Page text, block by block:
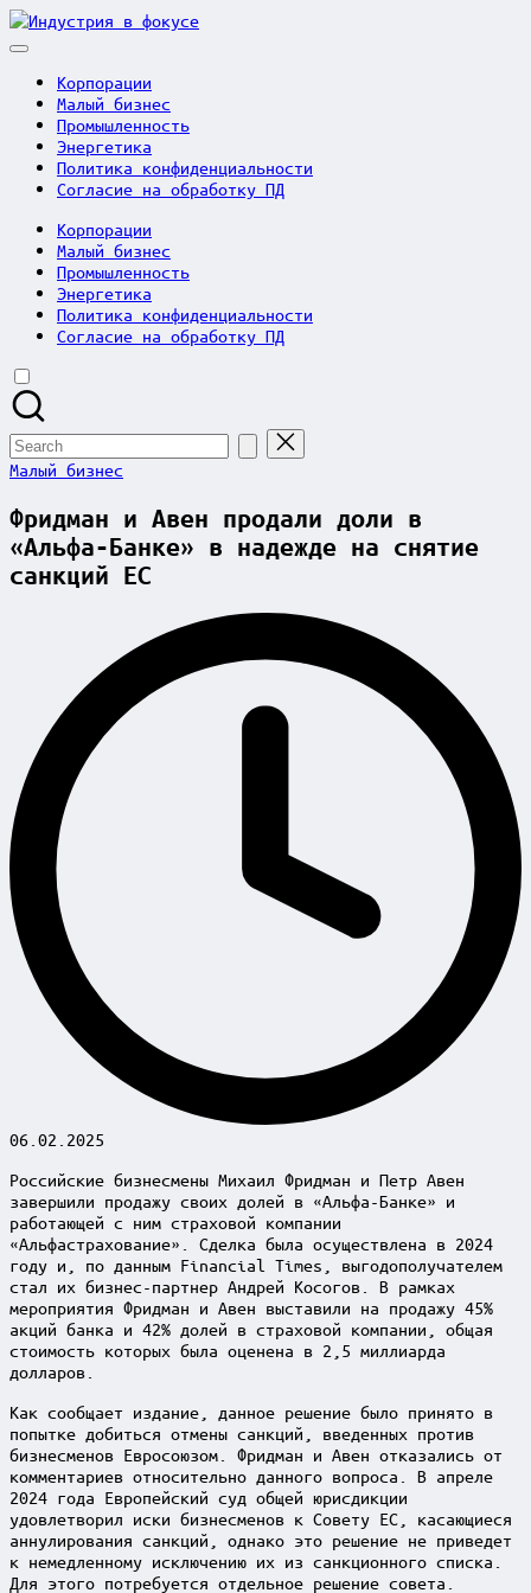
Skip
to
Индустрия
Корпорации
Малый бизнес
Промышленность
Энергетика
Политика конфиденциальности
Согласие на обработку ПД
Корпорации
Малый бизнес
Промышленность
Энергетика
Политика конфиденциальности
Согласие на обработку ПД
Search
for:
Posted
Малый бизнес
Фридман и Авен продали доли в
«Альфа-Банке» в надежде на снятие
санкций ЕС
06.02.2025
Российские бизнесмены Михаил Фридман и Петр Авен
завершили продажу своих долей в «Альфа-Банке» и
работающей с ним страховой компании
«Альфастрахование». Сделка была осуществлена в 2024
году и, по данным Financial Times, выгодополучателем
стал их бизнес-партнер Андрей Косогов. В рамках
мероприятия Фридман и Авен выставили на продажу 45%
акций банка и 42% долей в страховой компании, общая
стоимость которых была оценена в 2,5 миллиарда
долларов.
Как сообщает издание, данное решение было принято в
попытке добиться отмены санкций, введенных против
бизнесменов Евросоюзом. Фридман и Авен отказались от
комментариев относительно данного вопроса. В апреле
2024 года Европейский суд общей юрисдикции
удовлетворил иски бизнесменов к Совету ЕС, касающиеся
аннулирования санкций, однако это решение не приведет
к немедленному исключению их из санкционного списка.
Для этого потребуется отдельное решение совета.